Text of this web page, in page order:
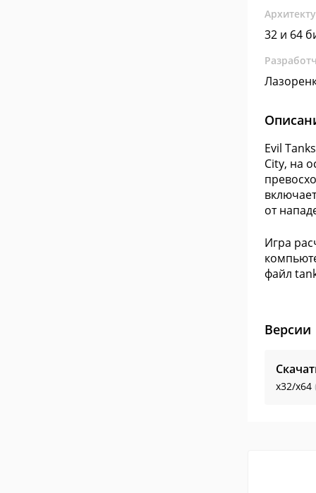
32 и 64
Evil
City, на
от
Игра
файл
Версии
x32/x64